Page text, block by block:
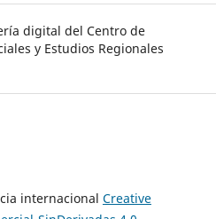
digital del Centro de
y Estudios Regionales
internacional Creative